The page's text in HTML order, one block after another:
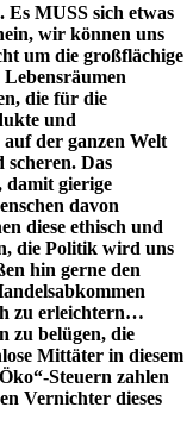
MUSS sich etwas
wir können uns
um die großflächige
die für die
und
der ganzen Welt
Das
damit gierige
davon
diese ethisch und
die Politik wird uns
hin gerne den
zu erleichtern…
zu belügen, die
Mittäter in diesem
Steuern zahlen
Vernichter dieses